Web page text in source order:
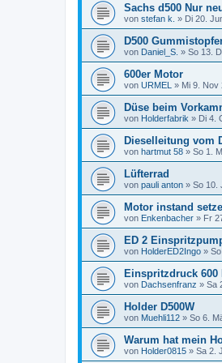
Sachs d500 Nur
von stefan k. » Di 20.
D500
von Daniel_S. » So 13.
600er Motor
von URMEL » Mi 9. Nov
Düse beim
von Holderfabrik » Di 4.
Dieselleitung vom
von hartmut 58 » So 1.
Lüfterrad
von pauli anton » So 10.
Motor instand
von Enkenbacher » Fr
ED 2
von HolderED2Ingo »
Einspritzdruck 600
von Dachsenfranz » Sa
Holder D500W
von Muehli112 » So 6.
Warum hat mein
von Holder0815 » Sa 2.